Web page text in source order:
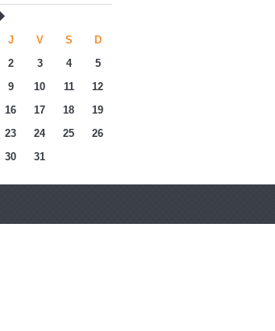
J V S
D
2 3 4
5
9 10 11
12
16 17 18
19
23 24 25
26
30 31